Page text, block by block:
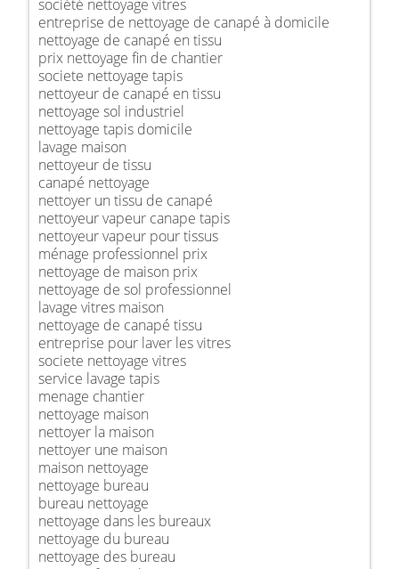
société nettoyage vitres
entreprise de nettoyage de canapé à domicile
nettoyage de canapé en tissu
prix nettoyage fin de chantier
societe nettoyage tapis
nettoyeur de canapé en tissu
nettoyage sol industriel
nettoyage tapis domicile
lavage maison
nettoyeur de tissu
canapé nettoyage
nettoyer un tissu de canapé
nettoyeur vapeur canape tapis
nettoyeur vapeur pour tissus
ménage professionnel prix
nettoyage de maison prix
nettoyage de sol professionnel
lavage vitres maison
nettoyage de canapé tissu
entreprise pour laver les vitres
societe nettoyage vitres
service lavage tapis
menage chantier
nettoyage maison
nettoyer la maison
nettoyer une maison
maison nettoyage
nettoyage bureau
bureau nettoyage
nettoyage dans les bureaux
nettoyage du bureau
nettoyage des bureau